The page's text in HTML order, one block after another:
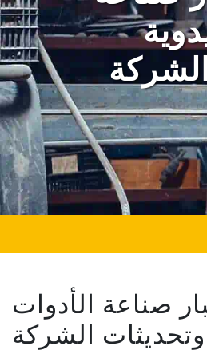
صناعة الأدوات
وتحديثات الشركة